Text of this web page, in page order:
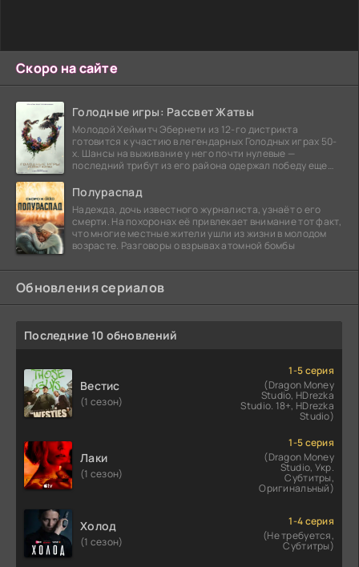
Скоро на сайте
Голодные игры: Рассвет Жатвы
Молодой Хеймитч Эбернети из 12-го дистрикта
готовится к участию в легендарных Голодных играх 50-
х. Шансы на выживание у него почти нулевые —
последний трибут из его района одержал победу еще
Полураспад
Надежда, дочь известного журналиста, узнаёт о его
смерти. На похоронах её привлекает внимание тот факт,
что многие местные жители ушли из жизни в молодом
возрасте. Разговоры о взрывах атомной бомбы
Обновления сериалов
Последние 10 обновлений
Вестис
(1 сезон)
1-5 серия
(Dragon Money
Studio, HDrezka
Studio. 18+, HDrezka
Studio)
Лаки
(1 сезон)
1-5 серия
(Dragon Money
Studio, Укр.
Субтитры,
Оригинальный)
Холод
(1 сезон)
1-4 серия
(Не требуется,
Субтитры)